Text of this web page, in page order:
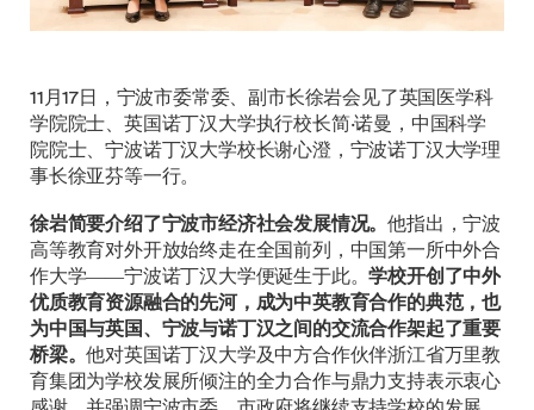
11月17日，宁波市委常委、副市长徐岩会见了英国医学科
学院院士、英国诺丁汉大学执行校长简·诺曼，中国科学
院院士、宁波诺丁汉大学校长谢心澄，宁波诺丁汉大学理
事长徐亚芬等一行。
徐岩简要介绍了宁波市经济社会发展情况。他指出，宁波
高等教育对外开放始终走在全国前列，中国第一所中外合
作大学——宁波诺丁汉大学便诞生于此。学校开创了中外
优质教育资源融合的先河，成为中英教育合作的典范，也
为中国与英国、宁波与诺丁汉之间的交流合作架起了重要
桥梁。他对英国诺丁汉大学及中方合作伙伴浙江省万里教
育集团为学校发展所倾注的全力合作与鼎力支持表示衷心